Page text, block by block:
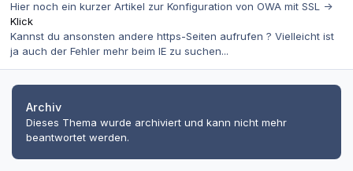
Hier noch ein kurzer Artikel zur Konfiguration von OWA mit SSL ->
Klick
Kannst du ansonsten andere https-Seiten aufrufen ? Vielleicht ist
ja auch der Fehler mehr beim IE zu suchen...
Archiv
Dieses Thema wurde archiviert und kann nicht mehr
beantwortet werden.